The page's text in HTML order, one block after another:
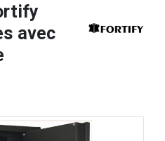
avec